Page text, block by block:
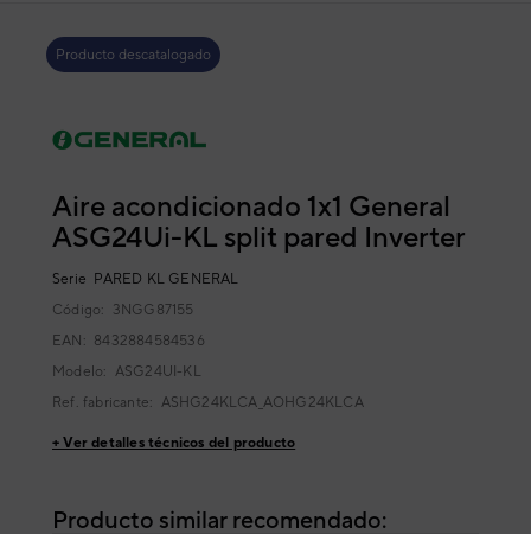
Producto descatalogado
Aire acondicionado 1x1 General
ASG24Ui-KL split pared Inverter
Serie PARED KL GENERAL
Código: 3NGG87155
EAN: 8432884584536
Modelo: ASG24UI-KL
Ref. fabricante: ASHG24KLCA_AOHG24KLCA
+ Ver detalles técnicos del producto
Producto similar recomendado: